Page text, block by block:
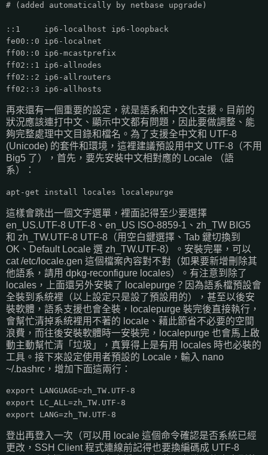
# (added automatically by netbase upgrade)
::1 ip6-localhost ip6-loopback
fe00::0 ip6-localnet
ff00::0 ip6-mcastprefix
ff02::1 ip6-allnodes
ff02::2 ip6-allrouters
ff02::3 ip6-allhosts
再來還有一個重要的設定，就是語系和中文化支援。目前的
狀況應該連打中文、顯示中文都有問題，因此要做調整、能
夠完整處理中文目錄和檔名。為了支援全中文和 UTF-8
(Unicode) 的套件和環境，這裡建議預設用中文 UTF-8（不用
Big5 了），首先，要先安裝中文相對應的 Locale （語
系）：
apt-get install locales localepurge
這樣會跳出一個文字選單，裡面記得至少要選擇
en_US.UTF-8 UTF-8、en_US ISO-8859-1、zh_TW BIG5
和 zh_TW.UTF-8 UTF-8（用空白鍵選擇、Tab 鍵切換到
OK、Default Locale 選 zh_TW.UTF-8）。安裝完畢，可以
cat /etc/locale.gen 這個檔案內容對不對（如果要新增刪除其
他語系，請用 dpkg-reconfigure locales）。有注意到除了
locales，上面還另外安裝了 localepurge？因為語系檔預設會
全裝到系統裡（以上設定只是設了預設用的），甚至以後安
裝軟體，語系支援也會全裝，localepurge 裝完後直接執行，
會幫忙清掉系統裡用不著的 locale、藉此節省不必要的空間
浪費，而往後安裝軟體時一安裝完，localepurge 也會馬上啟
動主動幫忙清「垃圾」，真算得上是有用 locales 時也必裝的
工具。接下來設定使用者預設的 Locale，輸入 nano
~/.bashrc，增加下面這兩行：
export LANGUAGE=zh_TW.UTF-8
export LC_ALL=zh_TW.UTF-8
export LANG=zh_TW.UTF-8
登出再登入一次（可以用 locale 這個命令確認是否系統已經
更改，SSH Client 程式連線前記得也要換編碼成 UTF-8